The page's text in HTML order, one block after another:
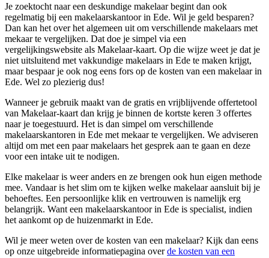
Je zoektocht naar een deskundige makelaar begint dan ook
regelmatig bij een makelaarskantoor in Ede. Wil je geld besparen?
Dan kan het over het algemeen uit om verschillende makelaars met
mekaar te vergelijken. Dat doe je simpel via een
vergelijkingswebsite als Makelaar-kaart. Op die wijze weet je dat je
niet uitsluitend met vakkundige makelaars in Ede te maken krijgt,
maar bespaar je ook nog eens fors op de kosten van een makelaar in
Ede. Wel zo plezierig dus!
Wanneer je gebruik maakt van de gratis en vrijblijvende offertetool
van Makelaar-kaart dan krijg je binnen de kortste keren 3 offertes
naar je toegestuurd. Het is dan simpel om verschillende
makelaarskantoren in Ede met mekaar te vergelijken. We adviseren
altijd om met een paar makelaars het gesprek aan te gaan en deze
voor een intake uit te nodigen.
Elke makelaar is weer anders en ze brengen ook hun eigen methode
mee. Vandaar is het slim om te kijken welke makelaar aansluit bij je
behoeftes. Een persoonlijke klik en vertrouwen is namelijk erg
belangrijk. Want een makelaarskantoor in Ede is specialist, indien
het aankomt op de huizenmarkt in Ede.
Wil je meer weten over de kosten van een makelaar? Kijk dan eens
op onze uitgebreide informatiepagina overde kosten van een